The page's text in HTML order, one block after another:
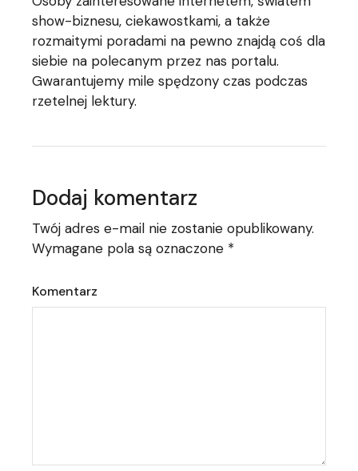
show-biznesu, ciekawostkami, a także
rozmaitymi poradami na pewno znajdą coś dla
siebie na polecanym przez nas portalu.
Gwarantujemy mile spędzony czas podczas
rzetelnej lektury.
Dodaj komentarz
Twój adres e-mail nie zostanie opublikowany.
Wymagane pola są oznaczone *
Komentarz